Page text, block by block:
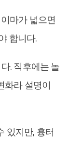
마가 넓으면
합니다.
. 직후에는 놀
화라 설명이
있지만, 흉터